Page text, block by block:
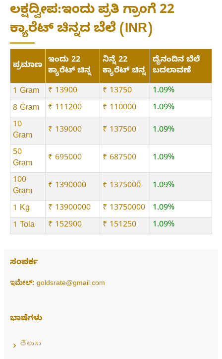
ಲಕ್ಷದ್ವೀಪ:ಇಂದು ಪ್ರತಿ ಗ್ರಾಂಗೆ 22
ಕ್ಯಾರೆಟ್ ಚಿನ್ನದ ಬೆಲೆ (INR)
ಪ್ರಮಾಣ ಇಂದು 22
ಕ್ಯಾರೆಟ್ ಚಿನ್ನ
ನಿನ್ನೆ 22
ಕ್ಯಾರೆಟ್ ಚಿನ್ನ
ದೈನಂದಿನ ಬೆಲೆ
ಬದಲಾವಣೆ
1 Gram
₹ 13900 ₹ 13750
1.09%
8 Gram
₹ 111200 ₹ 110000
1.09%
10
Gram
₹ 139000 ₹ 137500 1.09%
50
Gram
₹ 695000 ₹ 687500 1.09%
100
Gram
₹ 1390000 ₹ 1375000 1.09%
1 Kg ₹ 13900000 ₹ 13750000
1.09%
1 Tola
₹ 152900 ₹ 151250 1.09%
ಸಂಪರ್ಕ
ಇಮೇಲ್: goldsrate@gmail.com
ಭಾಷೆಗಳು
తెలుగు